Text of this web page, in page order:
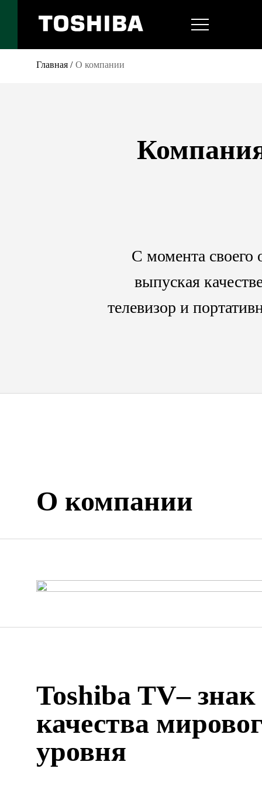
Главная / О компании
С момента своего
выпуская
телевизор и
О компании
Toshiba TV– знак
качества
уровня